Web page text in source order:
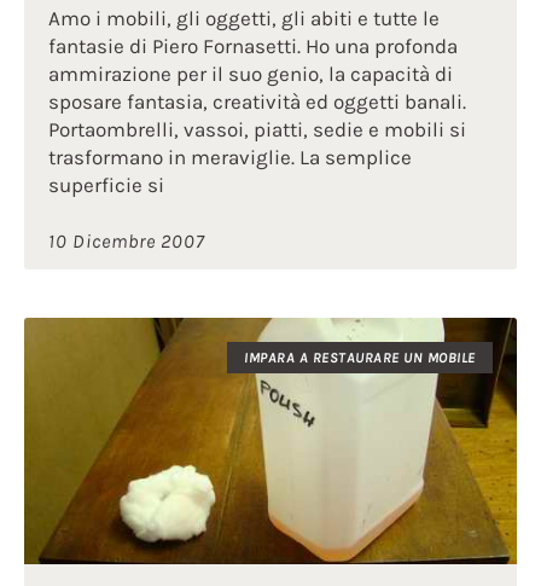
Amo i mobili, gli oggetti, gli abiti e tutte le
fantasie di Piero Fornasetti. Ho una profonda
ammirazione per il suo genio, la capacità di
sposare fantasia, creatività ed oggetti banali.
Portaombrelli, vassoi, piatti, sedie e mobili si
trasformano in meraviglie. La semplice
superficie si
10 Dicembre 2007
IMPARA A RESTAURARE UN MOBILE